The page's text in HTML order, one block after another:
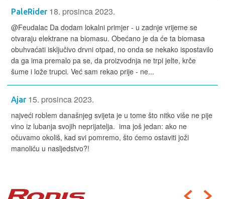
PaleRider 18. prosinca 2023.
@Feudalac Da dodam lokalni primjer - u zadnje vrijeme se
otvaraju elektrane na biomasu. Obećano je da će ta biomasa
obuhvaćati isključivo drvni otpad, no onda se nekako ispostavilo
da ga ima premalo pa se, da proizvodnja ne trpi jelte, krče
šume i lože trupci. Već sam rekao prije - ne...
Ajar 15. prosinca 2023.
najveći roblem današnjeg svijeta je u tome što nitko više ne pije
vino iz lubanja svojih neprijatelja. ima još jedan: ako ne
očuvamo okoliš, kad svi pomremo, što ćemo ostaviti joži
manoliću u nasljedstvo?!